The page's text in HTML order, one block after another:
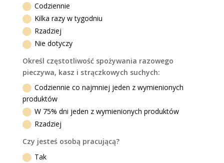
Codziennie
Kilka razy w tygodniu
Rzadziej
Nie dotyczy
Określ częstotliwość spożywania razowego
pieczywa, kasz i strączkowych suchych:
Codziennie co najmniej jeden z wymienionych
produktów
W 75% dni jeden z wymienionych produktów
Rzadziej
Czy jesteś osobą pracującą?
Tak